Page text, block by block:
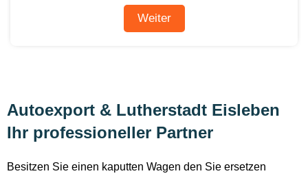
Autoexport & Lutherstadt Eisleben
Ihr professioneller Partner
Besitzen Sie einen kaputten Wagen den Sie ersetzen